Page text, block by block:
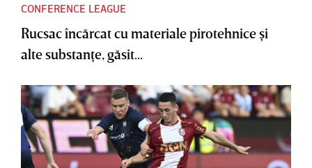
CONFERENCE LEAGUE
Rucsac încărcat cu materiale pirotehnice şi
alte substanţe, găsit...